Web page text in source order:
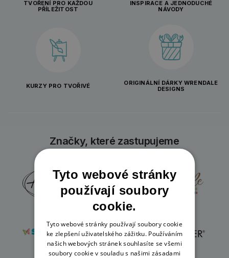
TVOŘENÍ PRO KAŽDOU
PŘÍLEŽITOST
INSPIRACE A JEDNODUCHÉ
NÁVODY
KURZY PRO TVOŘIVÉ
ORIGINÁLNÍ DÁRKY WRENDALE
DESIGNS
Značky, které zastupujeme
Tyto webové stránky
používají soubory
cookie.
Tyto webové stránky používají soubory cookie
ke zlepšení uživatelského zážitku. Používáním
našich webových stránek souhlasíte se všemi
soubory cookie v souladu s našimi zásadami